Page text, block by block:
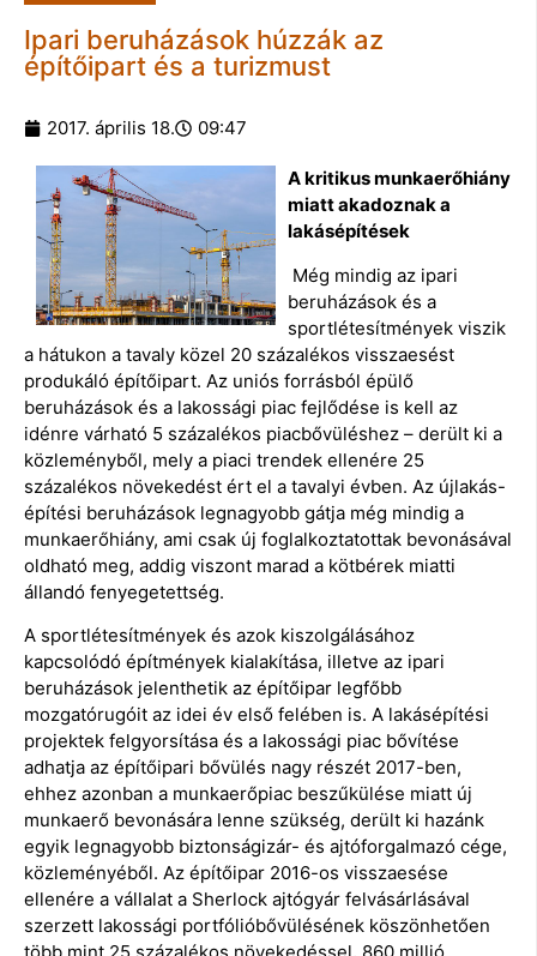
Ipari beruházások húzzák az
építőipart és a turizmust
2017. április 18. 09:47
A kritikus munkaerőhiány
miatt akadoznak a
lakásépítések
Még mindig az ipari
beruházások és a
sportlétesítmények viszik
a hátukon a tavaly közel 20 százalékos visszaesést
produkáló építőipart. Az uniós forrásból épülő
beruházások és a lakossági piac fejlődése is kell az
idénre várható 5 százalékos piacbővüléshez – derült ki a
közleményből, mely a piaci trendek ellenére 25
százalékos növekedést ért el a tavalyi évben. Az újlakás-
építési beruházások legnagyobb gátja még mindig a
munkaerőhiány, ami csak új foglalkoztatottak bevonásával
oldható meg, addig viszont marad a kötbérek miatti
állandó fenyegetettség.
A sportlétesítmények és azok kiszolgálásához
kapcsolódó építmények kialakítása, illetve az ipari
beruházások jelenthetik az építőipar legfőbb
mozgatórugóit az idei év első felében is. A lakásépítési
projektek felgyorsítása és a lakossági piac bővítése
adhatja az építőipari bővülés nagy részét 2017-ben,
ehhez azonban a munkaerőpiac beszűkülése miatt új
munkaerő bevonására lenne szükség, derült ki hazánk
egyik legnagyobb biztonságizár- és ajtóforgalmazó cége,
közleményéből. Az építőipar 2016-os visszaesése
ellenére a vállalat a Sherlock ajtógyár felvásárlásával
szerzett lakossági portfólióbővülésének köszönhetően